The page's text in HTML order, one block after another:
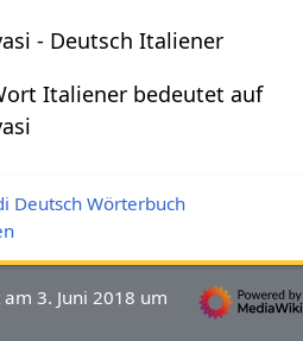
- Deutsch Italiener
Italiener bedeutet auf
Deutsch Wörterbuch
3. Juni 2018 um